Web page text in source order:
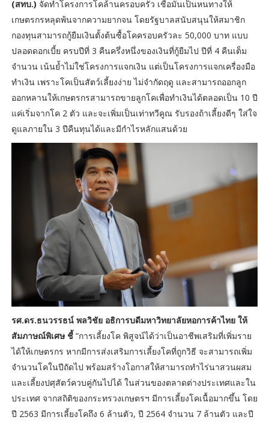
(สทบ.) จัดทำโครงการโคล้านครอบครัว เชื่อมั่นเป็นหนทางให้
เกษตรกรหลุดพ้นจากความยากจน โดยรัฐบาลสนับสนุนให้สมาชิก
กองทุนสามารถกู้ยืมเงินตั้งต้นซื้อโคครอบครัวละ 50,000 บาท แบบ
ปลอดดอกเบี้ย ครบปีที่ 3 คืนครึ่งหนึ่งของเงินที่กู้ยืมไป ปีที่ 4 คืนเต็ม
จำนวน เน้นย้ำไม่ใช่โครงการแจกเงิน แต่เป็นโครงการแจกเครื่องมือ
ทำเงิน เพราะโคเป็นสัตว์เลี้ยงง่าย ไม่จำกัดฤดู และสามารถออกลูก
ออกหลานให้เกษตรกรสามารถขายลูกโคเพื่อทำเงินได้ตลอดเป็น 10 ปี
แค่เริ่มจากโค 2 ตัว และจะเพิ่มเป็นเท่าทวีคูณ รับรองถ้าเลี้ยงดีๆ ใส่ใจ
ดูแลภายใน 3 ปีคืนทุนได้และมีกำไรหลักแสนด้วย
รศ.ดร.ธนวรรธน์ พลวิชัย อธิการบดีมหาวิทยาลัยหอการค้าไทย ให้
สัมภาษณ์พิเศษ ชี้“การเลี้ยงโค พิสูจน์ได้ว่าเป็นอาชีพเสริมที่เพิ่มราย
ได้ให้เกษตรกร หากมีการส่งเสริมการเลี้ยงโคที่ถูกวิธี จะสามารถเพิ่ม
จำนวนโคในปีถัดไป พร้อมสร้างโอกาสให้สามารถทำไร่นาสวนผสม
และเลี้ยงปศุสัตว์ควบคู่กันไปได้ ในส่วนของตลาดต่างประเทศและใน
ประเทศ จากสถิติของกระทรวงเกษตรฯ มีการเลี้ยงโคเนื้อมากขึ้น โดย
ปี 2563 มีการเลี้ยงโคถึง 6 ล้านตัว, ปี 2564 จำนวน 7 ล้านตัว และปี